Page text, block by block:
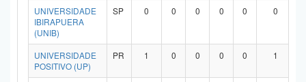
UNIVERSIDADE
IBIRAPUERA
(UNIB)
SP 0 0 0 0 0 0
UNIVERSIDADE
POSITIVO (UP)
PR 1 0 0 0 0 1